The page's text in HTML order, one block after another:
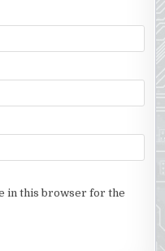
in this browser for the